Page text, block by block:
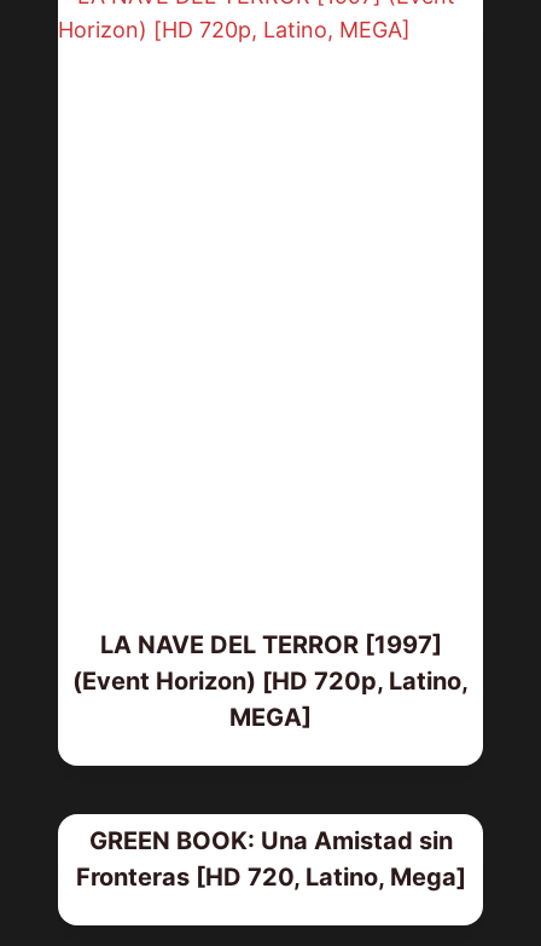
LA NAVE DEL TERROR [1997]
(Event Horizon) [HD 720p, Latino,
MEGA]
GREEN BOOK: Una Amistad sin
Fronteras [HD 720, Latino, Mega]